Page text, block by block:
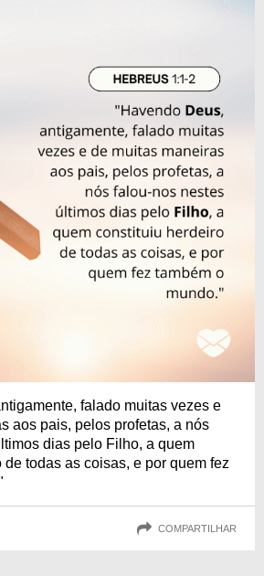
falado muitas vezes e
aos pais, pelos profetas, a nós
dias pelo Filho, a quem
todas as coisas, e por quem fez
COMPARTILHAR